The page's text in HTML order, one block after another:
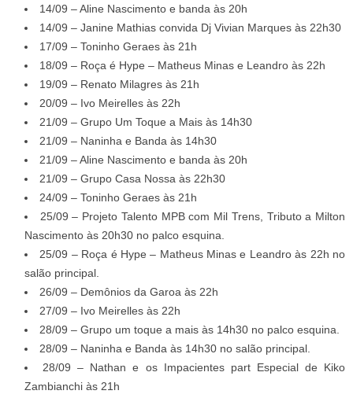
14/09 – Aline Nascimento e banda às 20h
14/09 – Janine Mathias convida Dj Vivian Marques às 22h30
17/09 – Toninho Geraes às 21h
18/09 – Roça é Hype – Matheus Minas e Leandro às 22h
19/09 – Renato Milagres às 21h
20/09 – Ivo Meirelles às 22h
21/09 – Grupo Um Toque a Mais às 14h30
21/09 – Naninha e Banda às 14h30
21/09 – Aline Nascimento e banda às 20h
21/09 – Grupo Casa Nossa às 22h30
24/09 – Toninho Geraes às 21h
25/09 – Projeto Talento MPB com Mil Trens, Tributo a Milton
Nascimento às 20h30 no palco esquina.
25/09 – Roça é Hype – Matheus Minas e Leandro às 22h no
salão principal.
26/09 – Demônios da Garoa às 22h
27/09 – Ivo Meirelles às 22h
28/09 – Grupo um toque a mais às 14h30 no palco esquina.
28/09 – Naninha e Banda às 14h30 no salão principal.
28/09 – Nathan e os Impacientes part Especial de Kiko
Zambianchi às 21h